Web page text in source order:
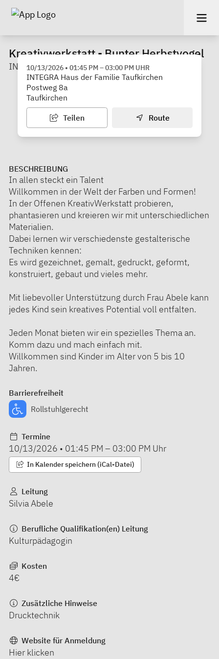
Kreativwerkstatt - Bunter Herbstvogel
INTEGRA Haus der Familie Taufkirchen
10/13/2026 • 01:45 PM–03:00 PM UHR
INTEGRA Haus der Familie Taufkirchen
Postweg 8a
Taufkirchen
Teilen Route
BESCHREIBUNG
In allen steckt ein Talent
Willkommen in der Welt der Farben und Formen!
In der Offenen KreativWerkstatt probieren,
phantasieren und kreieren wir mit unterschiedlichen
Materialien.
Dabei lernen wir verschiedenste gestalterische
Techniken kennen:
Es wird gezeichnet, gemalt, gedruckt, geformt,
konstruiert, gebaut und vieles mehr.
Mit liebevoller Unterstützung durch Frau Abele kann
jedes Kind sein kreatives Potential voll entfalten.
Jeden Monat bieten wir ein spezielles Thema an.
Komm dazu und mach einfach mit.
Willkommen sind Kinder im Alter von 5 bis 10
Jahren.
Barrierefreiheit
Rollstuhlgerecht
Termine
10/13/2026 • 01:45 PM – 03:00 PM Uhr
In Kalender speichern (iCal-Datei)
Leitung
Silvia Abele
Berufliche Qualifikation(en) Leitung
Kulturpädagogin
Kosten
4€
Zusätzliche Hinweise
Drucktechnik
Website für Anmeldung
Hier klicken